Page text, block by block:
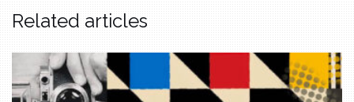
Related articles